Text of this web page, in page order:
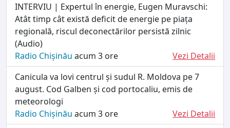
INTERVIU | Expertul în energie, Eugen Muravschi:
Atât timp cât există deficit de energie pe piața
regională, riscul deconectărilor persistă zilnic
(Audio)
Radio Chișinău acum 3 ore
Vezi Detalii
Canicula va lovi centrul și sudul R. Moldova pe 7
august. Cod Galben și cod portocaliu, emis de
meteorologi
Radio Chișinău acum 3 ore
Vezi Detalii